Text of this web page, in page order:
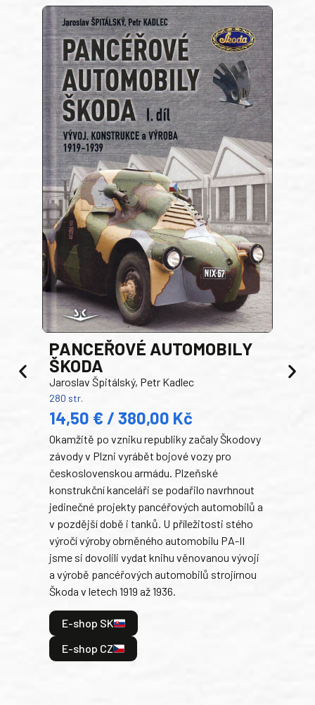
PANCEŘOVÉ AUTOMOBILY
ŠKODA
Jaroslav Špitálský, Petr Kadlec
280 str.
14,50 € / 380,00 Kč
Okamžitě po vzniku republiky začaly Škodovy
závody v Plzni vyrábět bojové vozy pro
československou armádu. Plzeňské
konstrukční kanceláři se podařilo navrhnout
jedinečné projekty pancéřových automobilů a
v pozdější době i tanků. U příležitosti stého
výročí výroby obrněného automobilu PA-II
jsme si dovolili vydat knihu věnovanou vývoji
a výrobě pancéřových automobilů strojírnou
Škoda v letech 1919 až 1936.
E-shop SK
E-shop CZ